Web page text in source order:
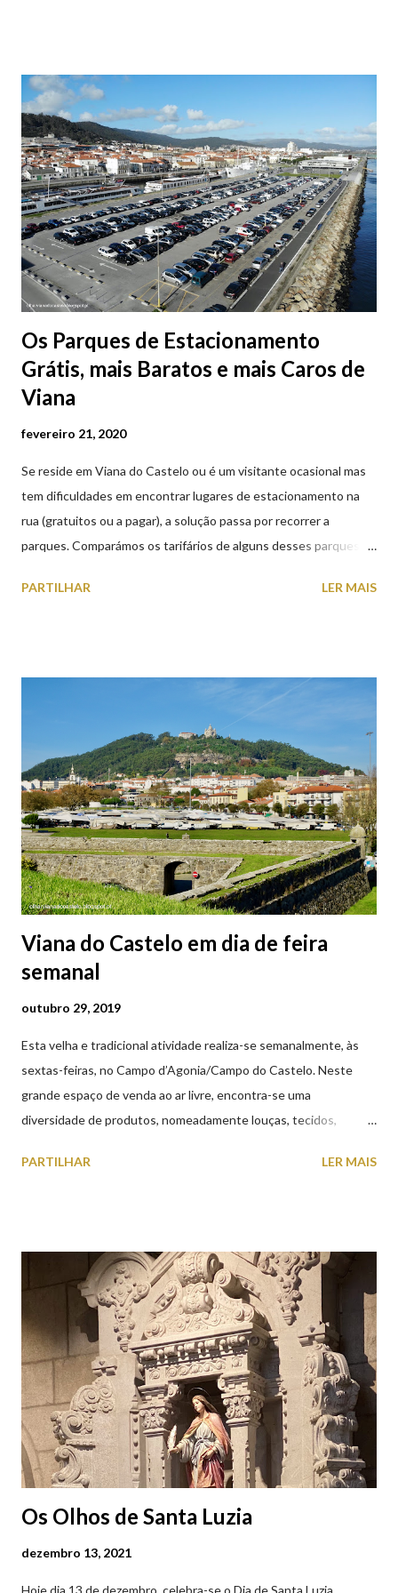
Os Parques de Estacionamento
Grátis, mais Baratos e mais Caros de
Viana
fevereiro 21, 2020
Se reside em Viana do Castelo ou é um visitante ocasional mas
tem dificuldades em encontrar lugares de estacionamento na
rua (gratuitos ou a pagar), a solução passa por recorrer a
parques. Comparámos os tarifários de alguns desses parques de
subterrâneos) perto do centro da cidade (entenda-se por
subterrâneos. O Parque da Estação Viana Shopping é grátis de
2ª a 5ª feira a partir das 20:00 (DIAS ÚTEIS)
PARTILHAR LER MAIS
Viana do Castelo em dia de feira
semanal
outubro 29, 2019
Esta velha e tradicional atividade realiza-se semanalmente, às
sextas-feiras, no Campo d’Agonia/Campo do Castelo. Neste
grande espaço de venda ao ar livre, encontra-se uma
diversidade de produtos, nomeadamente louças, tecidos,
cobres entre muitos outros. Horário de funcionamento | Verão
(2019.10.25) Feira Semanal em Viana do Castelo (2019.10.25)
Feira Semanal em Viana do Castelo (2019.10.25) Feira Semanal
em Viana do Castelo (2019.10.25) Feira Semanal em Viana do
Castelo (2019.10.25) Feira Semanal em Viana do Castelo
(2019.10.25)
PARTILHAR LER MAIS
Os Olhos de Santa Luzia
dezembro 13, 2021